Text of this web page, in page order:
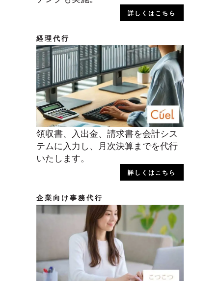
詳しくはこちら
経理代行
領収書、入出金、請求書を会計シス
テムに入力し、月次決算までを代行
いたします。
詳しくはこちら
企業向け事務代行